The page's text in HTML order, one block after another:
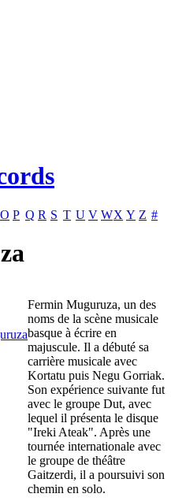
O P Q R S T U V WX Y Z #
Fermin Muguruza, un des
noms de la scène musicale
basque à écrire en
majuscule. Il a débuté sa
carrière musicale avec
Kortatu puis Negu Gorriak.
Son expérience suivante fut
avec le groupe Dut, avec
lequel il présenta le disque
"Ireki Ateak". Après une
tournée internationale avec
le groupe de théâtre
Gaitzerdi, il a poursuivi son
chemin en solo.